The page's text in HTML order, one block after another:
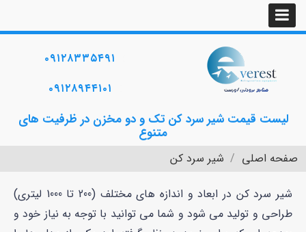
لیست قیمت شیر سرد کن تک و دو مخزن در ظرفیت های
متنوع
۰۹۱۲۸۳۳۵۴۹۱
۰۹۱۲۸۹۴۴۱۰۱
صفحه اصلی شیر سرد کن
شیر سرد کن در ابعاد و اندازه های مختلف (200 تا 1000 لیتری)
طراحی و تولید می شود و شما می توانید با توجه به نیاز خود و